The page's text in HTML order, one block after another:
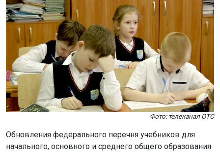
Фото: телеканал ОТС
Обновления федерального перечня учебников для
начального, основного и среднего общего образования